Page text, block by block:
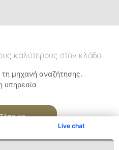
Live chat
καλύτερους στον κλάδο
τη μηχανή αναζήτησης.
υπηρεσία